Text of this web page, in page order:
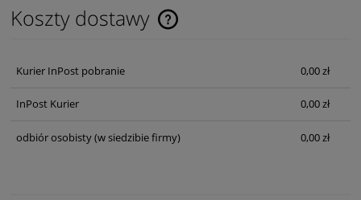
Koszty dostawy
Cena nie zawiera ewentualnych kosztów płatności
Kurier InPost pobranie 0,00 zł
InPost Kurier 0,00 zł
odbiór osobisty(w siedzibie firmy) 0,00 zł